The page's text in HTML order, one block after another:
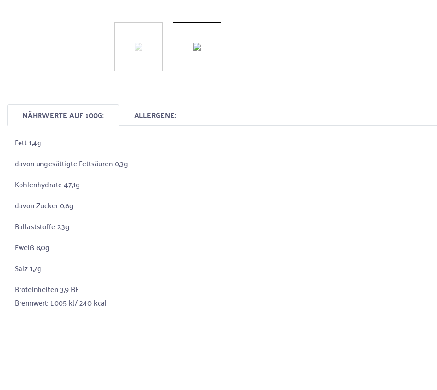
NÄHRWERTE AUF 100G: ALLERGENE:
Fett 1,4g
davon ungesättigte Fettsäuren 0,3g
Kohlenhydrate 47,1g
davon Zucker 0,6g
Ballaststoffe 2,3g
Eweiß 8,0g
Salz 1,7g
Broteinheiten 3,9 BE
Brennwert: 1.005 kJ/ 240 kcal